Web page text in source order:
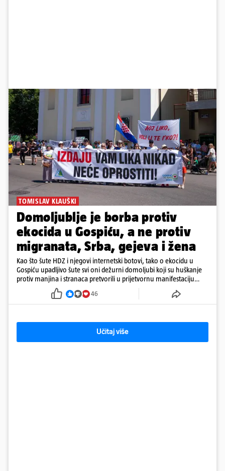
TOMISLAV KLAUŠKI
Domoljublje je borba protiv
ekocida u Gospiću, a ne protiv
migranata, Srba, gejeva i žena
Kao što šute HDZ i njegovi internetski botovi, tako o ekocidu u
Gospiću upadljivo šute svi oni dežurni domoljubi koji su huškanje
protiv manjina i stranaca pretvorili u prijetvornu manifestaciju
ljubavi prema domovini.
46
Učitaj više